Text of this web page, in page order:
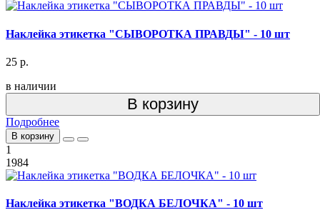
Наклейка этикетка "СЫВОРОТКА ПРАВДЫ" - 10 шт
25 р.
в наличии
В корзину
Подробнее
В корзину
1
1984
Наклейка этикетка "ВОДКА БЕЛОЧКА" - 10 шт